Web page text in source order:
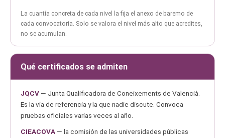
La cuantía concreta de cada nivel la fija el anexo de baremo de
cada convocatoria. Solo se valora el nivel más alto que acredites,
no se acumulan.
Qué certificados se admiten
JQCV — Junta Qualificadora de Coneixements de Valencià.
Es la vía de referencia y la que nadie discute. Convoca
pruebas oficiales varias veces al año.
CIEACOVA — la comisión de las universidades públicas